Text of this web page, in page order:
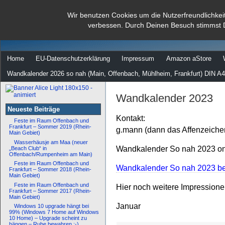
Wir benutzen Cookies um die
verbessen. Durch Deinen Besuch stimmst
dann rate mal
Home EU-Datenschutzerklärung Impressum Amazon aStore
Wandkalender 2026 so nah (Main, Offenbach, Mühlheim, Frankfurt) DIN
Neueste Beiträge
Feste im Raum Offenbach und
Frankfurt – Sommer 2019 (Rhein-
Main Gebiet)
Wasserhäusje am Maa (neuer
„Beach Club“ in
Offenbach/Rumpenheim am Main)
Feste im Raum Offenbach und
Frankfurt – Sommer 2018 (Rhein-
Main Gebiet)
Feste im Raum Offenbach und
Frankfurt – Sommer 2017 (Rhein-
Main Gebiet)
Windows 10 upgrade hängt bei
99% (Windows 7 Home auf Windows
10 Home) – Upgrade scheint zu
Wandkalender 2023
Kontakt:
g.mann (dann das
Wandkalender So nah 2023
Wandkalender So nah 2023
Hier noch weitere
Januar